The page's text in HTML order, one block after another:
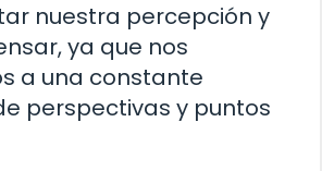
nuestra percepción y
ya que nos
a una constante
perspectivas y puntos